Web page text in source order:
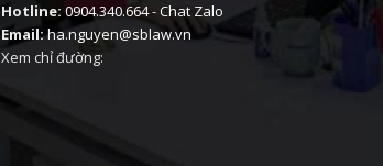
Hotline: 0904.340.664-Chat Zalo
Email:ha.nguyen@sblaw.vn
Xem chỉ đường: